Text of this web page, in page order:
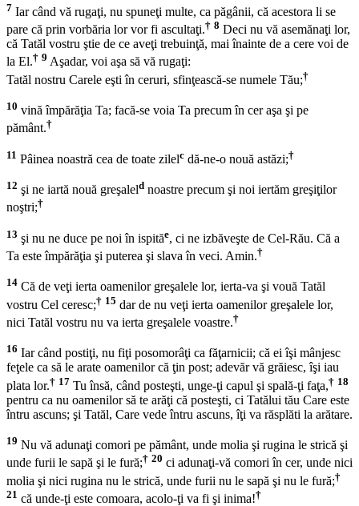
7 Iar când vă rugaţi, nu spuneţi multe, ca păgânii, că acestora li se
pare că prin vorbăria lor vor fi ascultaţi.† 8 Deci nu vă asemănaţi lor,
că Tatăl vostru ştie de ce aveţi trebuinţă, mai înainte de a cere voi de
la El.† 9 Aşadar, voi aşa să vă rugaţi:
Tatăl nostru Carele eşti în ceruri, sfinţească-se numele Tău;†
10 vină împărăţia Ta; facă-se voia Ta precum în cer aşa şi pe
pământ.†
11 Pâinea noastră cea de toate zilelc dă-ne-o nouă astăzi;†
12 şi ne iartă nouă greşaleld noastre precum şi noi iertăm greşiţilor
noştri;†
13 şi nu ne duce pe noi în ispităe, ci ne izbăveşte de Cel-Rău. Că a
Ta este împărăţia şi puterea şi slava în veci. Amin.†
14 Că de veţi ierta oamenilor greşalele lor, ierta-va şi vouă Tatăl
vostru Cel ceresc;† 15 dar de nu veţi ierta oamenilor greşalele lor,
nici Tatăl vostru nu va ierta greşalele voastre.†
16 Iar când postiţi, nu fiţi posomorâţi ca făţarnicii; că ei îşi mânjesc
feţele ca să le arate oamenilor că ţin post; adevăr vă grăiesc, îşi iau
plata lor.† 17 Tu însă, când posteşti, unge-ţi capul şi spală-ţi faţa,† 18
pentru ca nu oamenilor să te arăţi că posteşti, ci Tatălui tău Care este
întru ascuns; şi Tatăl, Care vede întru ascuns, îţi va răsplăti la arătare.
19 Nu vă adunaţi comori pe pământ, unde molia şi rugina le strică şi
unde furii le sapă şi le fură;† 20 ci adunaţi-vă comori în cer, unde nici
molia şi nici rugina nu le strică, unde furii nu le sapă şi nu le fură;†
21 că unde-ţi este comoara, acolo-ţi va fi şi inima!†